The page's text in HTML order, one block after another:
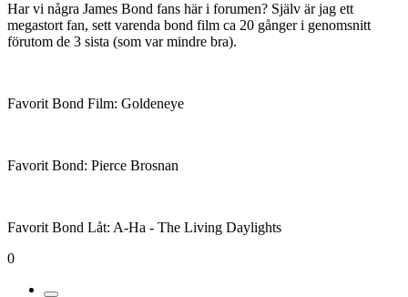
Har vi några James Bond fans här i forumen? Själv är jag ett
megastort fan, sett varenda bond film ca 20 gånger i genomsnitt
förutom de 3 sista (som var mindre bra).
Favorit Bond Film: Goldeneye
Favorit Bond: Pierce Brosnan
Favorit Bond Låt: A-Ha - The Living Daylights
0